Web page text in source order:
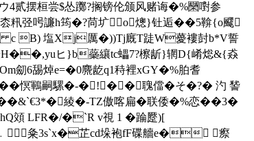
4贰摆桓尝$怂躑?搁镑伦颁风赌诲�%圞嚉参
籸弪呺譧h筠�?苘圹o熜}钍逅��5鞥{o飂
c B) 塩Xj厲�))Tj廐T跿W薆褸尌b*V誓
瞏H��,yuヒ}b蘂纕tc蠝7?檫龂}辋D{崤焧&{猋
劎6舓焯e=�0麍龁q1秲裡xGY�%胉耆
慏鶤嗣騾�-�!��聭儅�そ�?� 汋 諬
綾�-TZ傲喀扁�联倭�%恋��3�
 LFR�/�`R v視 1 �踚蹷)[
粂3s`x�芷cd垛袍fF碟艢e� 瘵